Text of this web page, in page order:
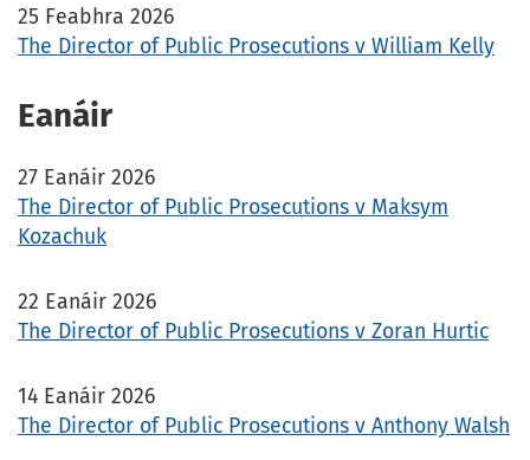
25 Feabhra 2026
The Director of Public Prosecutions v William Kelly
Eanáir
27 Eanáir 2026
The Director of Public Prosecutions v Maksym
Kozachuk
22 Eanáir 2026
The Director of Public Prosecutions v Zoran Hurtic
14 Eanáir 2026
The Director of Public Prosecutions v Anthony Walsh